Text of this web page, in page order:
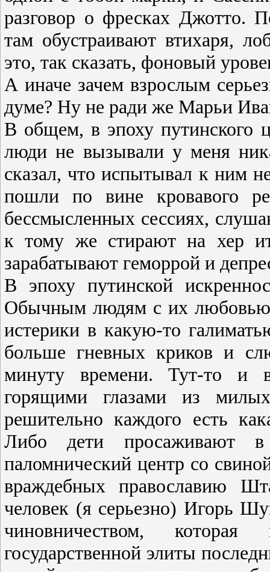
разговор о фресках Джотто.
там обустраивают втихаря,
это, так сказать, фоновый
А иначе зачем взрослым
думе? Ну не ради же Марьи
В общем, в эпоху путинского
люди не вызывали у меня
сказал, что испытывал к ним
пошли по вине кровавого
бессмысленных сессиях,
к тому же стирают на хер
зарабатывают геморрой и
В эпоху путинской
Обычным людям с их любовью
истерики в какую-то
больше гневных криков и
минуту времени. Тут-то и
горящими глазами из
решительно каждого есть
Либо дети просаживают
паломнический центр со
враждебных православию
человек (я серьезно) Игорь
чиновничеством,
государственной элиты